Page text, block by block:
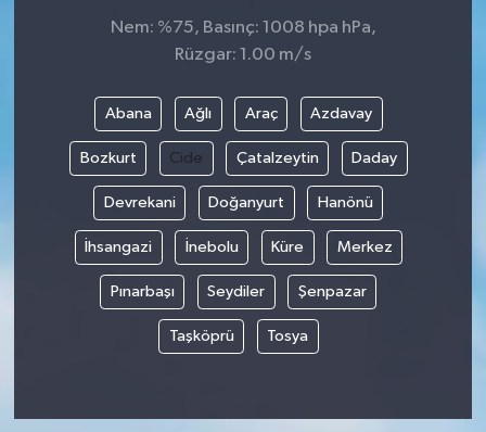
Nem: %75, Basınç: 1008 hpa hPa,
Rüzgar: 1.00 m/s
Abana Ağlı Araç Azdavay
Bozkurt Cide Çatalzeytin Daday
Devrekani Doğanyurt Hanönü
İhsangazi İnebolu Küre Merkez
Pınarbaşı Seydiler Şenpazar
Taşköprü Tosya
Bilim, Teknoloji